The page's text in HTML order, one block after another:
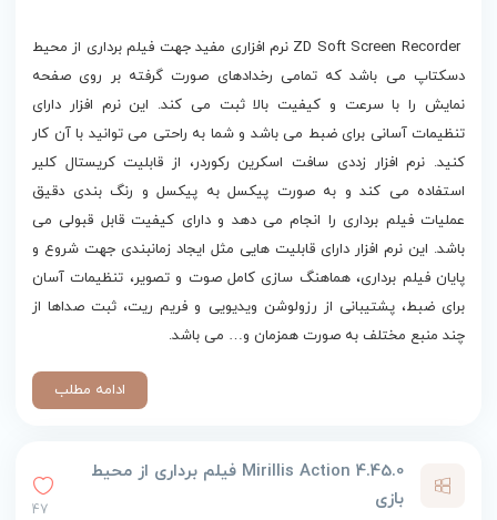
ZD Soft Screen Recorder نرم افزاری مفید جهت فیلم برداری از محیط
دسکتاپ می باشد که تمامی رخدادهای صورت گرفته بر روی صفحه
نمایش را با سرعت و کیفیت بالا ثبت می کند. این نرم افزار دارای
تنظیمات آسانی برای ضبط می باشد و شما به راحتی می توانید با آن کار
کنید. نرم افزار زددی سافت اسکرین رکوردر، از قابلیت کریستال کلیر
استفاده می کند و به صورت پیکسل به پیکسل و رنگ بندی دقیق
عملیات فیلم برداری را انجام می دهد و دارای کیفیت قابل قبولی می
باشد. این نرم افزار دارای قابلیت هایی مثل ایجاد زمانبندی جهت شروع و
پایان فیلم برداری، هماهنگ سازی کامل صوت و تصویر، تنظیمات آسان
برای ضبط، پشتیبانی از رزولوشن ویدیویی و فریم ریت، ثبت صداها از
چند منبع مختلف به صورت همزمان و… می باشد.
ادامه مطلب
Mirillis Action 4.45.0 فیلم برداری از محیط
بازی
47